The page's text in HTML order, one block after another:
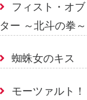
フィスト・オ
ター ～北斗の拳～
蜘蛛女のキス
モーツァルト！